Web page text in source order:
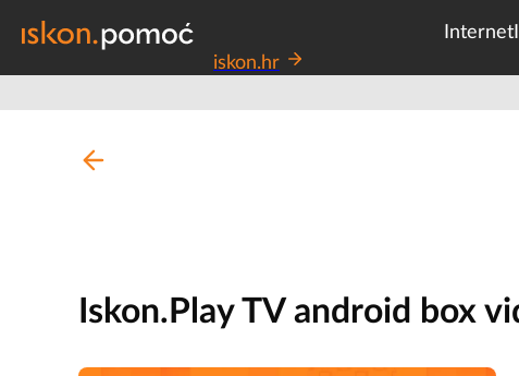
Internet
iskon.hr
Iskon.Play TV android box